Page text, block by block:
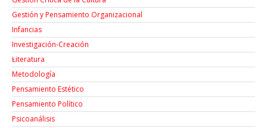
Gestión y Pensamiento Organizacional
Infancias
Investigación-Creación
Łiteratura
Metodología
Pensamiento Estético
Pensamiento Político
Psicoanálisis